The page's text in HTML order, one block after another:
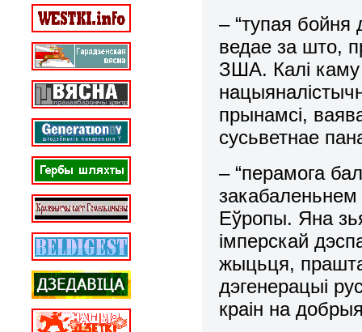
– “тупая бойня
ведае за што,
ЗША. Калі
прынамсі,
сусьветнае
– “перамога
Еўропы. Яна
імперскай
жыцьця,
дэгенерацыі
краін на